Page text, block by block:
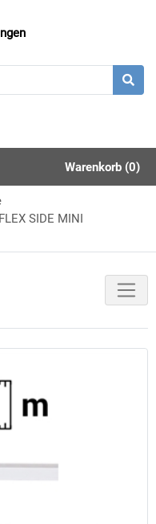
Warenkorb (0)
SIDE MINI